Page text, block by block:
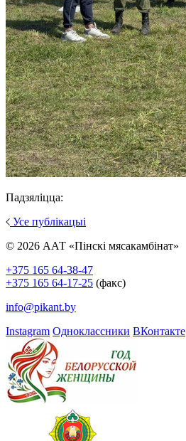
Падзяліцца:
Усе публікацыі
© 2026 ААТ «Пінскі мясакамбінат»
+375 165 64-38-47
+375 165 64-17-25 (факс)
info@pikant.by
Instagram Одноклассники ВКонтакте